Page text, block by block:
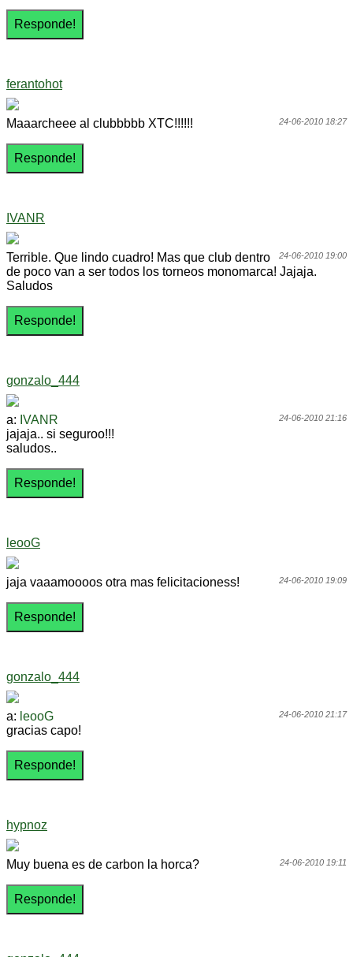
ferantohot
24-06-2010 18:27
Maaarcheee al clubbbbb XTC!!!!!!
IVANR
24-06-2010 19:00
Terrible. Que lindo cuadro! Mas que club dentro
de poco van a ser todos los torneos monomarca! Jajaja.
Saludos
gonzalo_444
24-06-2010 21:16
a: IVANR
jajaja.. si seguroo!!!
saludos..
leooG
24-06-2010 19:09
jaja vaaamoooos otra mas felicitacioness!
gonzalo_444
24-06-2010 21:17
a: leooG
gracias capo!
hypnoz
24-06-2010 19:11
Muy buena es de carbon la horca?